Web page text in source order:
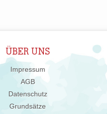
ÜBER UNS
Impressum
AGB
Datenschutz
Grundsätze